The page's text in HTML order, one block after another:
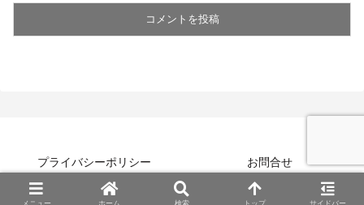
プライバシーポリシー
お問合せ
© 2020 e-topics.